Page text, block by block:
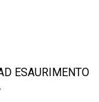
ESAURIMENTO